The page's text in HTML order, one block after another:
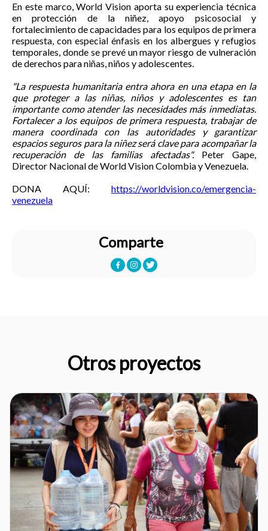
En este marco, World Vision aporta su experiencia técnica
en protección de la niñez, apoyo psicosocial y
fortalecimiento de capacidades para los equipos de primera
respuesta, con especial énfasis en los albergues y refugios
temporales, donde se prevé un mayor riesgo de vulneración
de derechos para niñas, niños y adolescentes.
"La respuesta humanitaria entra ahora en una etapa en la
que proteger a las niñas, niños y adolescentes es tan
importante como atender las necesidades más inmediatas.
Fortalecer a los equipos de primera respuesta, trabajar de
manera coordinada con las autoridades y garantizar
espacios seguros para la niñez será clave para acompañar la
recuperación de las familias afectadas". Peter Gape,
Director Nacional de World Vision Colombia y Venezuela.
DONA AQUÍ: https://worldvision.co/emergencia-
venezuela
Comparte
Otros proyectos